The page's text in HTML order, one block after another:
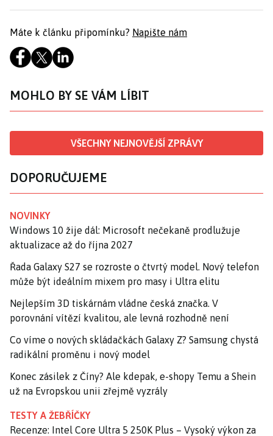
Máte k článku připomínku? Napište nám
MOHLO BY SE VÁM LÍBIT
VŠECHNY NEJNOVĚJŠÍ ZPRÁVY
DOPORUČUJEME
NOVINKY
Windows 10 žije dál: Microsoft nečekaně prodlužuje
aktualizace až do října 2027
Řada Galaxy S27 se rozroste o čtvrtý model. Nový telefon
může být ideálním mixem pro masy i Ultra elitu
Nejlepším 3D tiskárnám vládne česká značka. V
porovnání vítězí kvalitou, ale levná rozhodně není
Co víme o nových skládačkách Galaxy Z? Samsung chystá
radikální proměnu i nový model
Konec zásilek z Číny? Ale kdepak, e-shopy Temu a Shein
už na Evropskou unii zřejmě vyzrály
TESTY A ŽEBŘÍČKY
Recenze: Intel Core Ultra 5 250K Plus – Vysoký výkon za